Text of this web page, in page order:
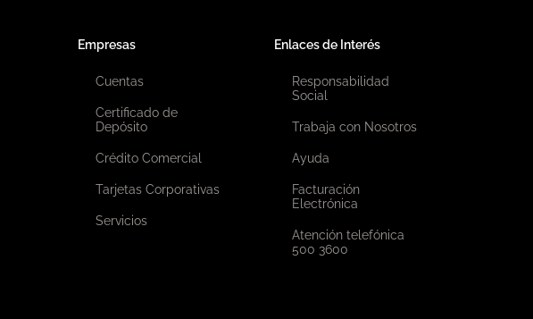
Empresas
Cuentas
Certificado de
Depósito
Crédito Comercial
Tarjetas Corporativas
Servicios
Enlaces de Interés
Responsabilidad
Social
Trabaja con Nosotros
Ayuda
Facturación
Electrónica
Atención telefónica
500 3600